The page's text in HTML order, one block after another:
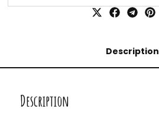
Description
Description